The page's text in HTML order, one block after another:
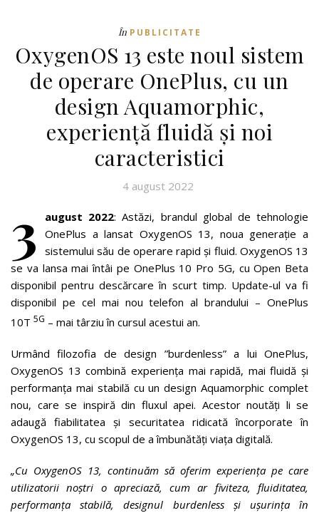
În PUBLICITATE
OxygenOS 13 este noul sistem
de operare OnePlus, cu un
design Aquamorphic,
experiență fluidă și noi
caracteristici
4 august 2022
3 august 2022: Astăzi, brandul global de tehnologie
OnePlus a lansat OxygenOS 13, noua generație a
sistemului său de operare rapid și fluid. OxygenOS 13
se va lansa mai întâi pe OnePlus 10 Pro 5G, cu Open Beta
disponibil pentru descărcare în scurt timp. Update-ul va fi
disponibil pe cel mai nou telefon al brandului – OnePlus
10T 5G – mai târziu în cursul acestui an.
Urmând filozofia de design ”burdenless” a lui OnePlus,
OxygenOS 13 combină experiența mai rapidă, mai fluidă și
performanța mai stabilă cu un design Aquamorphic complet
nou, care se inspiră din fluxul apei. Acestor noutăți li se
adaugă fiabilitatea și securitatea ridicată încorporate în
OxygenOS 13, cu scopul de a îmbunătăți viața digitală.
„Cu OxygenOS 13, continuăm să oferim experiența pe care
utilizatorii noștri o apreciază, cum ar fiviteza, fluiditatea,
performanța stabilă, designul burdenless și ușurința în